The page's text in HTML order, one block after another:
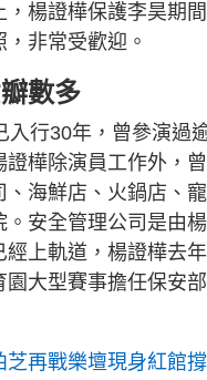
，楊證樺保護李昊期
非常受歡迎。
數多
入行30年，曾參演過
證樺除演員工作外，
海鮮店、火鍋店、
。安全管理公司是由
經上軌道，楊證樺去
園大型賽事擔任保安
芝再戰樂壇現身紅館